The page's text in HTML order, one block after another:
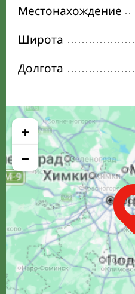
Местонахождение
Широта
Долгота
+
−